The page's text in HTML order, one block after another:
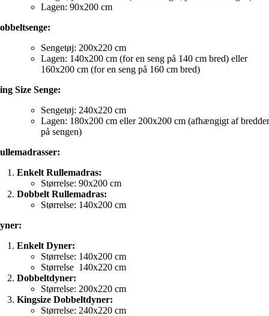
Lagen: 90x200 cm
Sengetøj: 200x220 cm
Lagen: 140x200 cm (for en seng på 140 cm bred) eller
160x200 cm (for en seng på 160 cm bred)
Size Senge:
Sengetøj: 240x220 cm
Lagen: 180x200 cm eller 200x200 cm (afhængigt af
på sengen)
Enkelt Rullemadras:
Størrelse: 90x200 cm
Dobbelt Rullemadras:
Størrelse: 140x200 cm
Enkelt Dyner:
Størrelse: 140x200 cm
Størrelse 140x220 cm
Dobbeltdyner:
Størrelse: 200x220 cm
Kingsize Dobbeltdyner:
Størrelse: 240x220 cm